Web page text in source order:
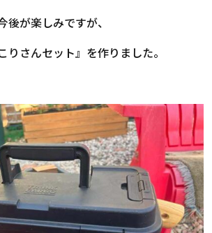
後が楽しみですが、
りさんセット』を作りました。